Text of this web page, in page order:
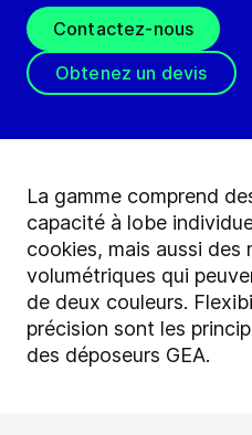
Contactez-nous
Obtenez un devis
La gamme comprend
capacité à lobe
cookies, mais aussi
volumétriques qui
de deux couleurs.
précision sont les
des déposeurs GEA.